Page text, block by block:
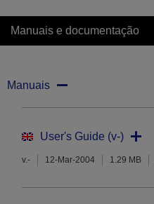
Manuais e documentação
Manuais
User's Guide (v-)
v.- 12-Mar-2004 1.29 MB